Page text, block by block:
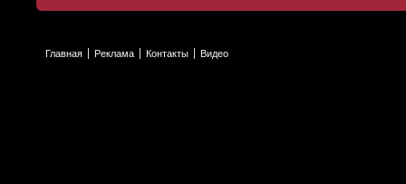
Главная Реклама Контакты Видео